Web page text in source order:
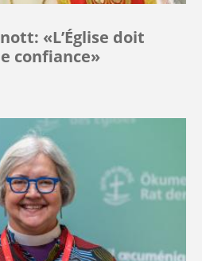
«L’Église doit
confiance»